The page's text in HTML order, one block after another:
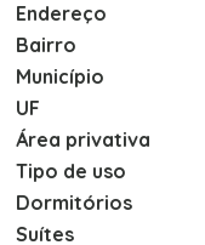
Endereço
Bairro
Município
UF
Área privativa
Tipo de uso
Dormitórios
Suítes